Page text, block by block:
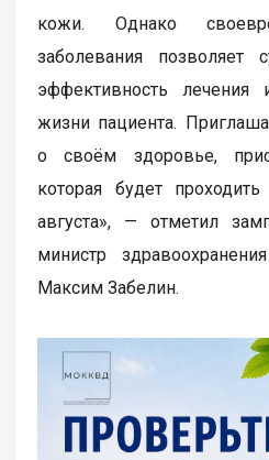
кожи. Однако
заболевания позволяет
эффективность лечения
жизни пациента.
о своём здоровье,
которая будет
августа», — отметил
министр
Максим Забелин.